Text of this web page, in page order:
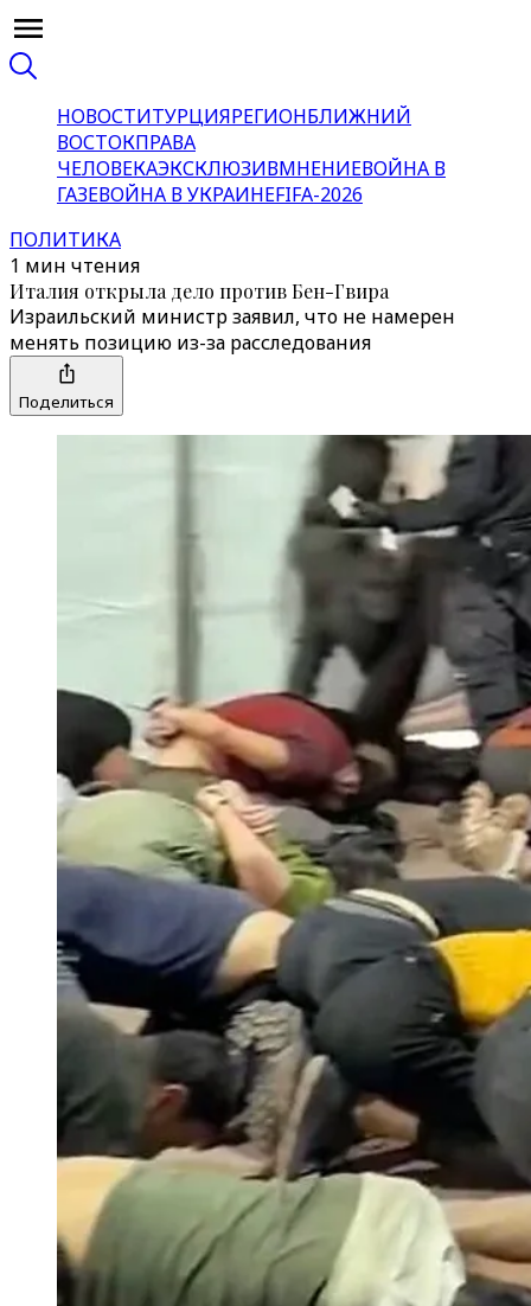
НОВОСТИТУРЦИЯРЕГИОНБЛИЖНИЙ
ВОСТОКПРАВА
ЧЕЛОВЕКАЭКСКЛЮЗИВМНЕНИЕВОЙНА В
ГАЗЕВОЙНА В УКРАИНЕFIFA-2026
ПОЛИТИКА
1 мин чтения
Италия открыла дело против Бен-Гвира
Израильский министр заявил, что не намерен
менять позицию из-за расследования
Поделиться